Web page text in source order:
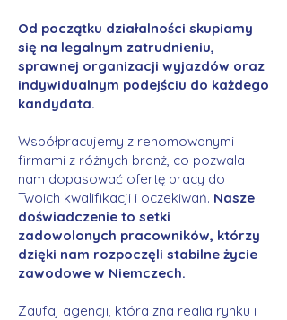
Od początku działalności skupiamy
się na legalnym zatrudnieniu,
sprawnej organizacji wyjazdów oraz
indywidualnym podejściu do każdego
kandydata.
Współpracujemy z renomowanymi
firmami z różnych branż, co pozwala
nam dopasować ofertę pracy do
Twoich kwalifikacji i oczekiwań. Nasze
doświadczenie to setki
zadowolonych pracowników, którzy
dzięki nam rozpoczęli stabilne życie
zawodowe w Niemczech.
Zaufaj agencji, która zna realia rynku i